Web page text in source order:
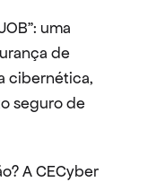
uma
de
cibernética,
seguro de
A CECyber